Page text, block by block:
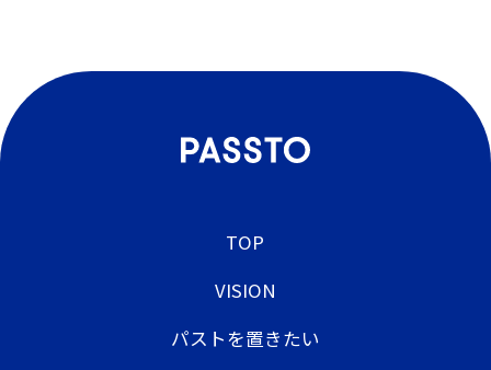
TOP
VISION
パストを置きたい